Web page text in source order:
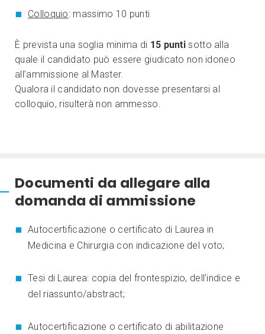
Colloquio: massimo 10 punti
È prevista una soglia minima di 15 punti sotto alla
quale il candidato può essere giudicato non idoneo
all’ammissione al Master.
Qualora il candidato non dovesse presentarsi al
colloquio, risulterà non ammesso.
Documenti da allegare alla
domanda di ammissione
Autocertificazione o certificato di Laurea in
Medicina e Chirurgia con indicazione del voto;
Tesi di Laurea: copia del frontespizio, dell’indice e
del riassunto/abstract;
Autocertificazione o certificato di abilitazione